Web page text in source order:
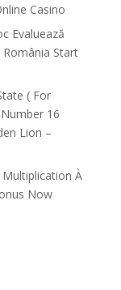
Casino
Evaluează
Start
( For
16
Lion –
À
Now